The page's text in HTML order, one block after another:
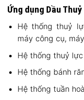
Ứng dụng Dầu
Hệ thống thuỷ
máy công cụ,
Hệ thống thuỷ
Hệ thống bánh
Hệ thống tuần